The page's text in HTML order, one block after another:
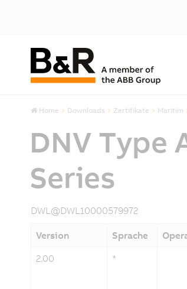
Home Downloads Zertifikate Maritim
DNV Type
Series
DWL@DWL10000579972
Version Sprache
2.00
*